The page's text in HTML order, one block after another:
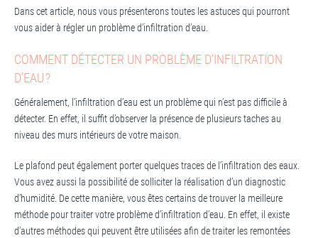
Dans cet article, nous vous présenterons toutes les astuces qui pourront
vous aider à régler un problème d’infiltration d’eau.
COMMENT DÉTECTER UN PROBLÈME D’INFILTRATION
D’EAU ?
Généralement, l’infiltration d’eau est un problème qui n’est pas difficile à
détecter. En effet, il suffit d’observer la présence de plusieurs taches au
niveau des murs intérieurs de votre maison.
Le plafond peut également porter quelques traces de l’infiltration des eaux.
Vous avez aussi la possibilité de solliciter la réalisation d’un diagnostic
d’humidité. De cette manière, vous êtes certains de trouver la meilleure
méthode pour traiter votre problème d’infiltration d’eau. En effet, il existe
d’autres méthodes qui peuvent être utilisées afin de traiter les remontées